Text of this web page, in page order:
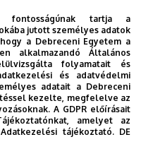
fontosságúnak tartja a
jutott személyes adatok
a Debreceni Egyetem a
alkalmazandó Általános
folyamatait és
és adatvédelmi
adatait a Debreceni
kezelte, megfelelve az
A GDPR előírásait
amelyet az
Adatkezelési tájékoztató. DE